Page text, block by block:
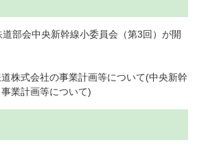
部会中央新幹線小委員会（第3回）が開
株式会社の事業計画等について(中央新幹
業計画等について)